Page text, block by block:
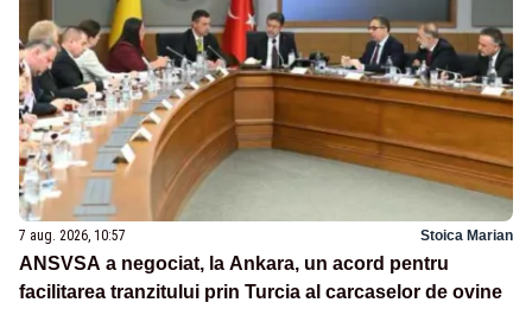
7 aug. 2026, 10:57 Stoica Marian
ANSVSA a negociat, la Ankara, un acord pentru
facilitarea tranzitului prin Turcia al carcaselor de ovine